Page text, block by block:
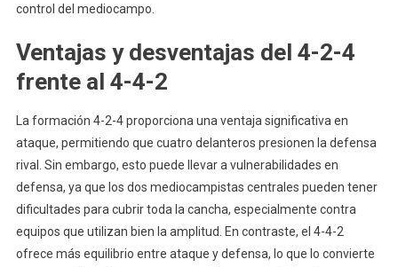
control del mediocampo.
Ventajas y desventajas del 4-2-4
frente al 4-4-2
La formación 4-2-4 proporciona una ventaja significativa en
ataque, permitiendo que cuatro delanteros presionen la defensa
rival. Sin embargo, esto puede llevar a vulnerabilidades en
defensa, ya que los dos mediocampistas centrales pueden tener
dificultades para cubrir toda la cancha, especialmente contra
equipos que utilizan bien la amplitud. En contraste, el 4-4-2
ofrece más equilibrio entre ataque y defensa, lo que lo convierte